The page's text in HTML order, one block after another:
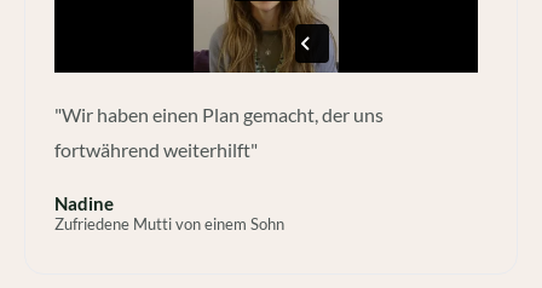
"Wir haben einen Plan gemacht, der uns
fortwährend weiterhilft"
Nadine
Zufriedene Mutti von einem Sohn